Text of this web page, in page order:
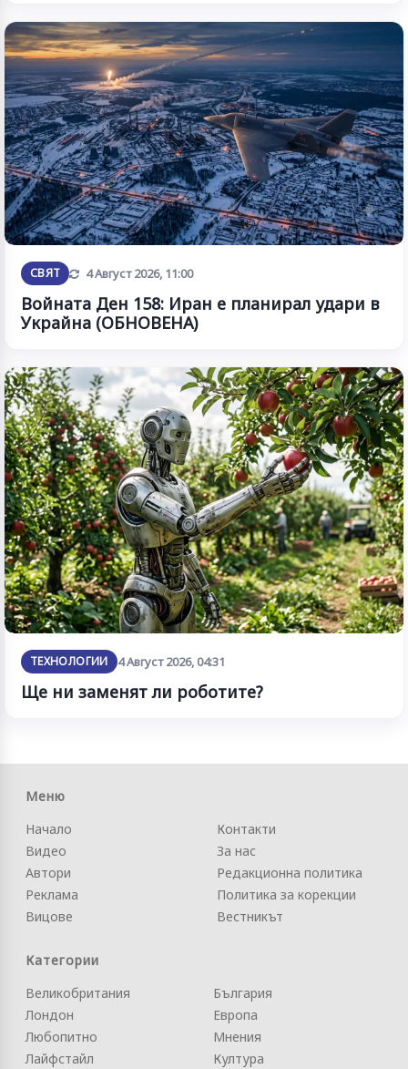
СВЯТ Обновена
4 Август 2026, 11:00
Войната Ден 158: Иран е планирал удари в
Украйна (ОБНОВЕНА)
ТЕХНОЛОГИИ 4 Август 2026, 04:31
Ще ни заменят ли роботите?
Меню
Начало
Видео
Автори
Реклама
Вицове
Контакти
За нас
Редакционна политика
Политика за корекции
Вестникът
Категории
Великобритания
Лондон
Любопитно
Лайфстайл
България
Европа
Мнения
Култура